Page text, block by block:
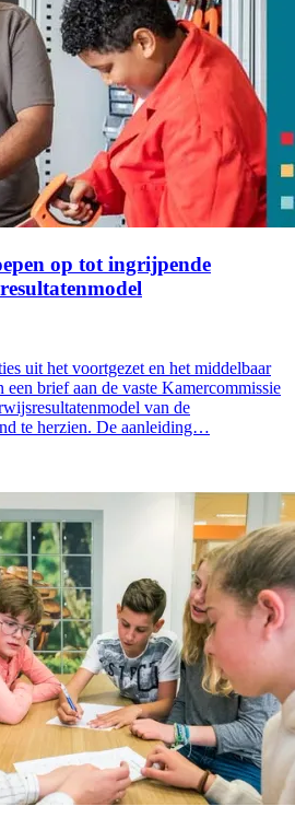
op tot ingrijpende
uit het voortgezet en het middelbaar
brief aan de vaste Kamercommissie
van de
te herzien. De aanleiding…